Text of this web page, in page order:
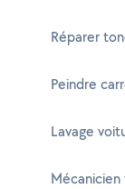
Réparer
Peindre
Lavage